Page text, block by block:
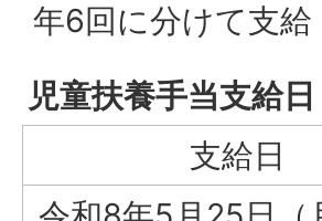
年6回に分けて支給
児童扶養手当支給日
支給日